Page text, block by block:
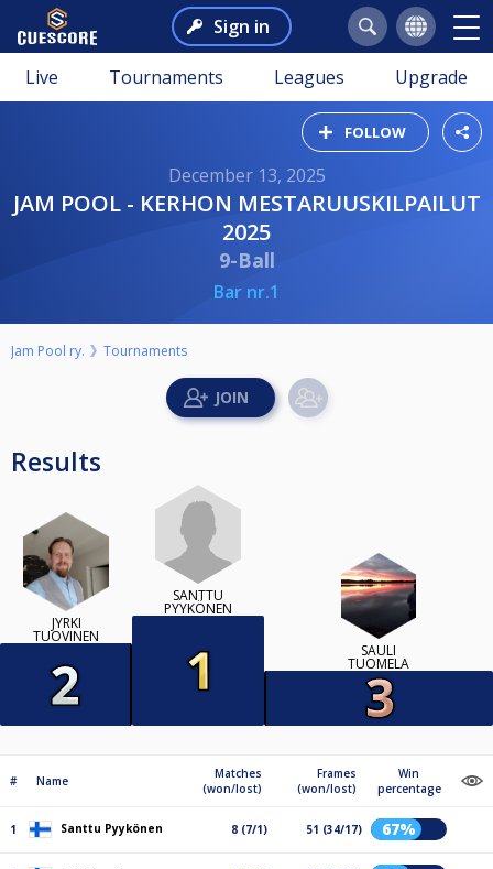
Sign in
Live Tournaments Leagues Upgrade
FOLLOW
December 13, 2025
JAM POOL - KERHON MESTARUUSKILPAILUT
2025
9-Ball
Bar nr.1
Jam Pool ry. Tournaments
Results
JYRKI
TUOVINEN
SANTTU
PYYKÖNEN
SAULI
TUOMELA
# Name
Matches
(won/lost)
Frames
(won/lost)
Win
percentage
1 Santtu Pyykönen 8 (7/1) 51 (34/17) 67%